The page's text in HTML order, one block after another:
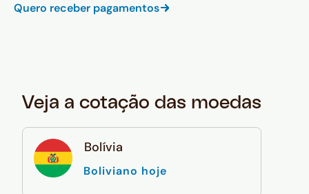
Quero receber pagamentos
Veja a cotação das moedas
Bolívia
Boliviano hoje